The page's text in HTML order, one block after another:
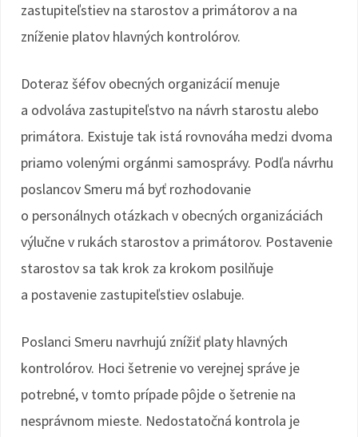
zastupiteľstiev na starostov a primátorov a na
zníženie platov hlavných kontrolórov.
Doteraz šéfov obecných organizácií menuje
a odvoláva zastupiteľstvo na návrh starostu alebo
primátora. Existuje tak istá rovnováha medzi dvoma
priamo volenými orgánmi samosprávy. Podľa návrhu
poslancov Smeru má byť rozhodovanie
o personálnych otázkach v obecných organizáciách
výlučne v rukách starostov a primátorov. Postavenie
starostov sa tak krok za krokom posilňuje
a postavenie zastupiteľstiev oslabuje.
Poslanci Smeru navrhujú znížiť platy hlavných
kontrolórov. Hoci šetrenie vo verejnej správe je
potrebné, v tomto prípade pôjde o šetrenie na
nesprávnom mieste. Nedostatočná kontrola je